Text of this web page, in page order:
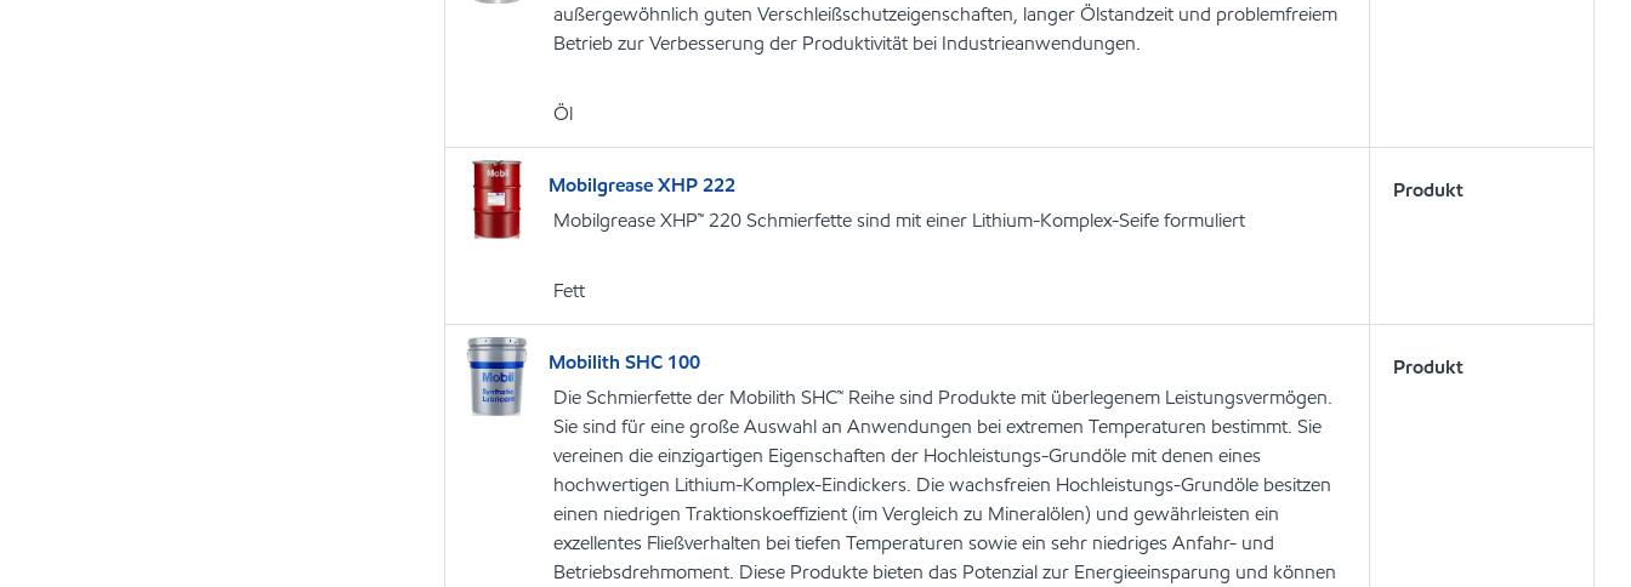
außergewöhnlich guten Verschleißschutzeigenschaften, langer Ölstandzeit und problemfreiem
Betrieb zur Verbesserung der Produktivität bei Industrieanwendungen.
Öl
Mobilgrease XHP 222
Mobilgrease XHP™ 220 Schmierfette sind mit einer Lithium-Komplex-Seife formuliert
Fett
Produkt
Mobilith SHC 100
Die Schmierfette der Mobilith SHC™ Reihe sind Produkte mit überlegenem Leistungsvermögen.
Sie sind für eine große Auswahl an Anwendungen bei extremen Temperaturen bestimmt. Sie
vereinen die einzigartigen Eigenschaften der Hochleistungs-Grundöle mit denen eines
hochwertigen Lithium-Komplex-Eindickers. Die wachsfreien Hochleistungs-Grundöle besitzen
einen niedrigen Traktionskoeffizient (im Vergleich zu Mineralölen) und gewährleisten ein
exzellentes Fließverhalten bei tiefen Temperaturen sowie ein sehr niedriges Anfahr- und
Betriebsdrehmoment. Diese Produkte bieten das Potenzial zur Energieeinsparung und können
Produkt